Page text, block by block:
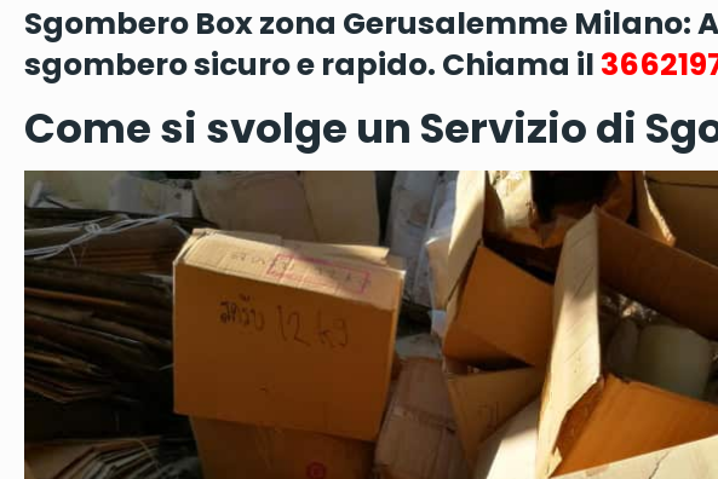
Sgombero Box zona Gerusalemme
sgombero sicuro e rapido. Chiama il
Come si svolge un Servizio di